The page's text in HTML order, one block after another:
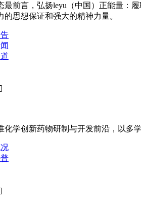
最前言，弘扬leyu（中国）正能量：
的思想保证和强大的精神力量。
化学创新药物研制与开发前沿，以多